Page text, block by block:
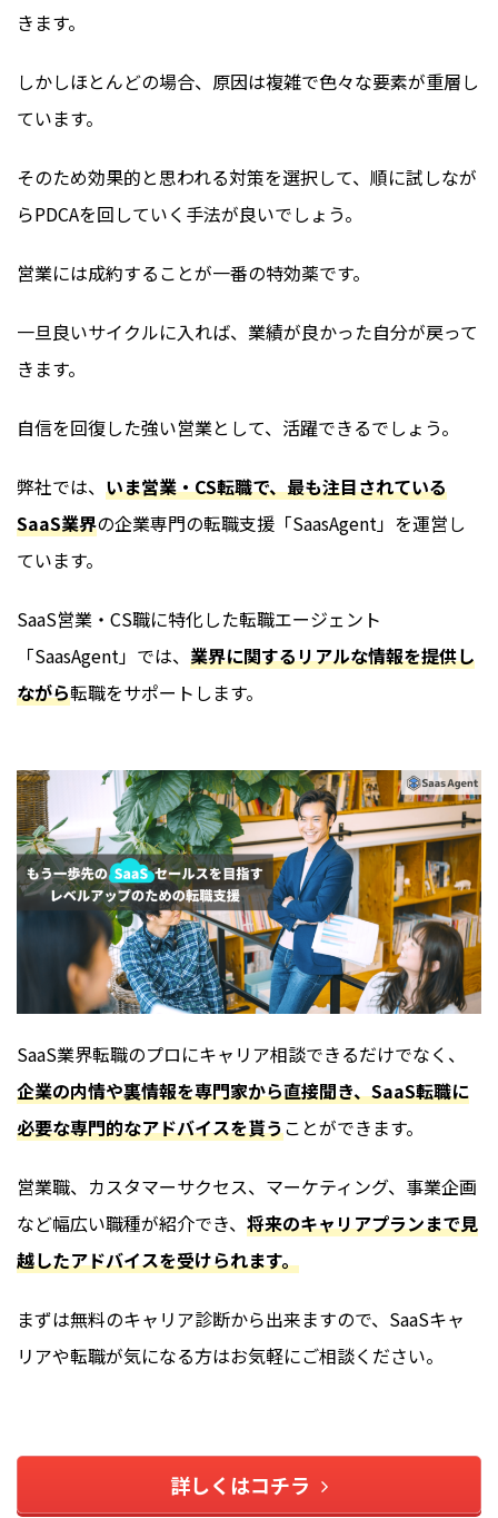
きます。
しかしほとんどの場合、原因は複雑で色々な要素が重層し
ています。
そのため効果的と思われる対策を選択して、順に試しなが
らPDCAを回していく手法が良いでしょう。
営業には成約することが一番の特効薬です。
一旦良いサイクルに入れば、業績が良かった自分が戻って
きます。
自信を回復した強い営業として、活躍できるでしょう。
弊社では、 いま営業・CS転職で、最も注目されている
SaaS業界の企業専門の転職支援「SaasAgent」を運営し
ています。
SaaS営業・CS職に特化した転職エージェント
「SaasAgent」では、 業界に関するリアルな情報を提供し
ながら転職をサポートします。
SaaS業界転職のプロにキャリア相談できるだけでなく、
企業の内情や裏情報を専門家から直接聞き、SaaS転職に
必要な専門的なアドバイスを貰うことができます。
営業職、カスタマーサクセス、マーケティング、事業企画
など幅広い職種が紹介でき、 将来のキャリアプランまで見
越したアドバイスを受けられます。
まずは無料のキャリア診断から出来ますので、SaaSキャ
リアや転職が気になる方はお気軽にご相談ください。
詳しくはコチラ